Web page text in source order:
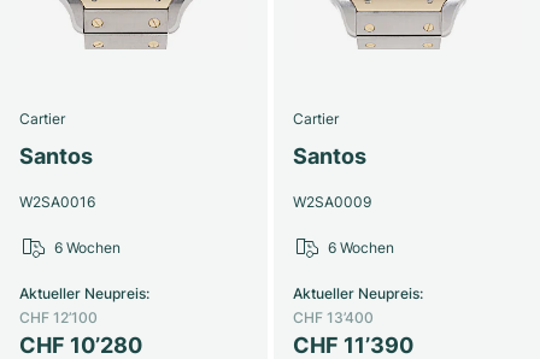
Cartier
Santos
W2SA0016
CHF 10’280
Aktueller Neupreis:
CHF 12’100
6 Wochen
Cartier
Santos
W2SA0009
CHF 11’390
Aktueller Neupreis:
CHF 13’400
6 Wochen